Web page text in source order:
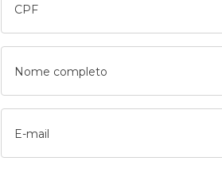
CPF
Nome completo
E-mail